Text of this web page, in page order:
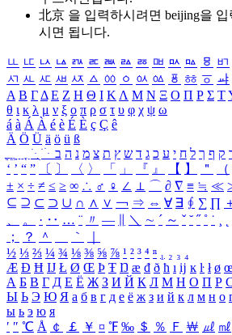
北京 을 입력하시려면 beijing을 입
시면 됩니다.
ㅥ ㅦ ㅧ ㅨ ㅩ ㅪ ㅫ ㅬ ㅭ ㅮ ㅯ ㅰ ㅱ ㅲ
ㅺ ㅻ ㅼ ㅽ ㅾ ㅿ ㆀ ㆁ ㆂ ㆃ ㆄ ㆅ ㆆ ㆇ
Α Β ΓΔ Ε Ζ Η Θ Ι ΚΛ Μ Ν Ξ Ο Π Ρ Σ Τ
θ ι κ λ μ ν ξ ο π ρ σ τ υ φ χ ψ ω
á à Á À é è É È ç Ç ê
Ä Ö Ü ä ö ü ß
ִֶֹ ֻּ ׁׂ ק ף ך ל ח י ע כ ג ד ש ץ ת צ מ נ ה ב
‘ ’ “ ” 〔 〕 〈 〉 「 」 『 』 【 】 ＂ （
± × ÷ ≠ ≤ ≥ ∞ ∴ ♂ ♀ ∠ ⊥ ⌒ ∂ ∇ ≡ ≒ ≪
⊆ ⊇ ⊂ ⊃ ∪ ∩ ∧ ∨ ￢ ⇒ ⇔ ∀ ∃ ∮ ∑ ∏
、
。 · ‥ … ¨ 〃 ― ＼ ∼ ´ ～ ˇ ˘ ˝ ˚ ˙ ¸
；
？ ＾ ｀
½ ⅓ ⅔ ¼ ¾ ⅛ ⅜ ⅝ ⅞ ¹ ² ³ ⁴ ⁿ ₁ ₂ ₃ ₄
Æ Ð Ħ Ĳ Ł Ø Œ Þ Ŧ Ŋ æ đ ð ħ ı ĳ ĸ ŀ ł ø œ
А Б В Г Д Е Ё Ж З И Й К Л М Н О П Р
Ы Ь Э Ю Я а б в г д е ё ж з и й к л м н о
ы ь э ю я
′ ″ ℃ Å ￠ ￡ ￥ ¤ ℉ ‰ ＄ ％ Ｆ ￦ ㎕ ㎖